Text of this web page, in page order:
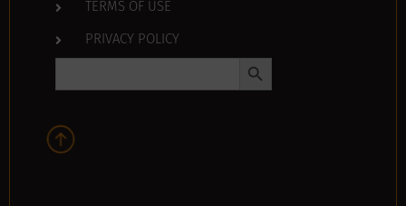
TERMS OF USE
PRIVACY POLICY
Search Search Button